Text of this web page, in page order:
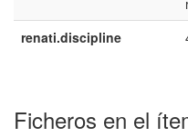
renati.discipline
Ficheros en el